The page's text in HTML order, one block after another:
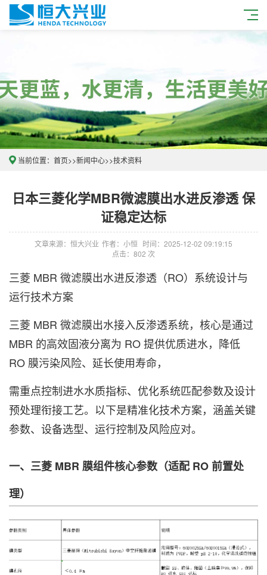
当前位置： 首页>>新闻中心>>技术资料
日本三菱化学MBR微滤膜出水进反渗透 保
证稳定达标
文章来源：恒大兴业 作者：小恒 时间：2025-12-02 09:19:15
点击：802 次
三菱 MBR 微滤膜出水进反渗透（RO）系统设计与
运行技术方案
三菱 MBR 微滤膜出水接入反渗透系统，核心是通过
MBR 的高效固液分离为 RO 提供优质进水，降低
RO 膜污染风险、延长使用寿命，
需重点控制进水水质指标、优化系统匹配参数及设计
预处理衔接工艺。以下是精准化技术方案，涵盖关键
参数、设备选型、运行控制及风险应对。
一、三菱 MBR 膜组件核心参数（适配 RO 前置处
理）